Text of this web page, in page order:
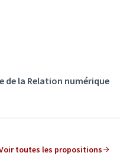
de la Relation numérique
toutes les propositions